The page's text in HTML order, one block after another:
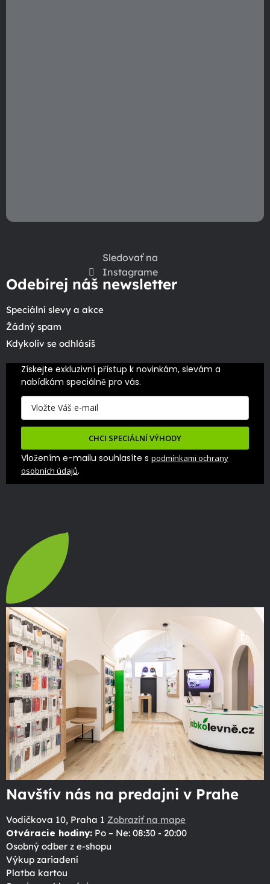
Sledovať na
Instagrame
Odebírej náš newsletter
Speciální slevy a akce
Žádný spam
Kdykoliv se odhlásíš
Získejte exkluzivní přístup k novinkám, slevám a
nabídkám speciálně pro vás.
CHCI SPECIÁLNÍ VÝHODY
Vložením e-mailu souhlasíte s podmínkami ochrany
osobních údajů.
Navštív nás na predajni v Prahe
Vodičkova 10, Praha 1 Zobraziť na mape
Otváracie hodiny: Po – Ne: 08:30 - 20:00
Osobný odber z e-shopu
Výkup zariadení
Platba kartou